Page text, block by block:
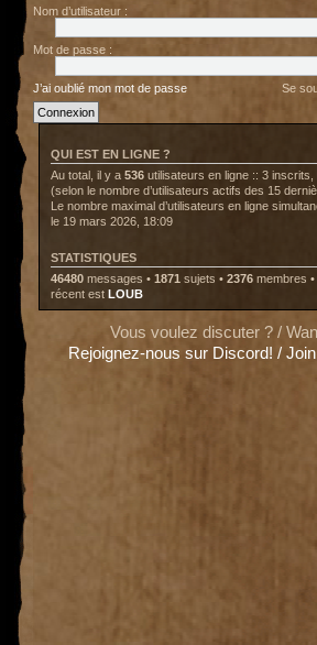
Nom d’utilisateur :
Mot de passe :
J’ai oublié mon mot de passe Se
QUI EST EN LIGNE ?
Au total, il y a 536 utilisateurs en ligne :: 3
(selon le nombre d’utilisateurs actifs des 15
Le nombre maximal d’utilisateurs en ligne
le 19 mars 2026, 18:09
STATISTIQUES
46480 messages • 1871 sujets • 2376 membres
récent est LOUB
Vous voulez discuter ? /
Rejoignez-nous sur Discord! /